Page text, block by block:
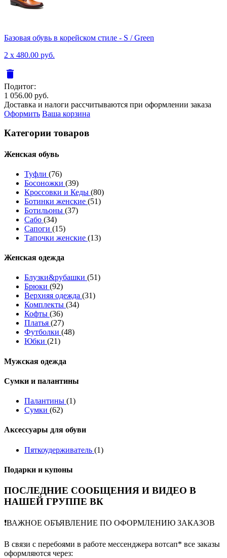
Базовая обувь в корейском стиле - S / Green
2 x 480.00 руб.
delete
Подитог:
1 056.00 руб.
Доставка и налоги рассчитываются при оформлении заказа
Оформить Ваша корзина
Категории товаров
Женcкая обувь
Туфли (76)
Босоножки (39)
Кроссовки и Кеды (80)
Ботинки женские (51)
Ботильоны (37)
Сабо (34)
Сапоги (15)
Тапочки женские (13)
Женская одежда
Блузки&рубашки (51)
Брюки (92)
Верхняя одежда (31)
Комплекты (34)
Кофты (36)
Платья (27)
Футболки (48)
Юбки (21)
Мужская одежда
Сумки и палантины
Палантины (1)
Сумки (62)
Аксессуары для обуви
Пяткоудерживатель (1)
Подарки и купоны
ПОСЛЕДНИЕ СООБЩЕНИЯ И ВИДЕО В
НАШЕЙ ГРУППЕ ВК
❗️ВАЖНОЕ ОБЪЯВЛЕНИЕ ПО ОФОРМЛЕНИЮ ЗАКАЗОВ
В связи с перебоями в работе мессенджера вотсап* все заказы
оформляются через: